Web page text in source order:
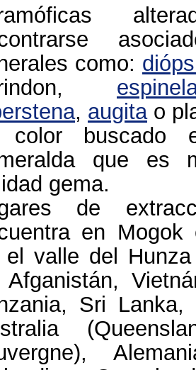
como:
, augitao
color buscado
que es
gema.
de
en Mogok
el valle del
Afganistán,
Sri Lanka,